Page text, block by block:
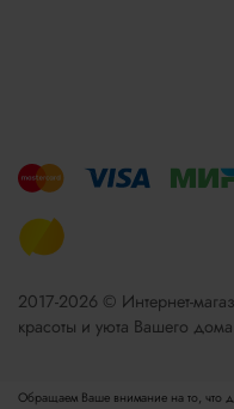
2017-2026 © Интернет-
красоты и уюта Вашего
Обращаем Ваше внимание на то, что